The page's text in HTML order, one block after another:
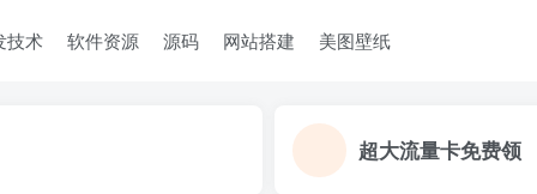
技术 软件资源 源码 网站搭建 美图壁纸
超大流量卡免费领